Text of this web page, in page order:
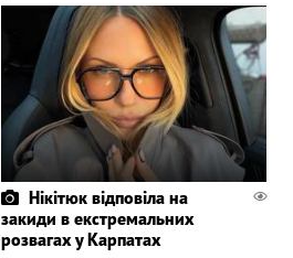
Нікітюк відповіла на
закиди в екстремальних
розвагах у Карпатах